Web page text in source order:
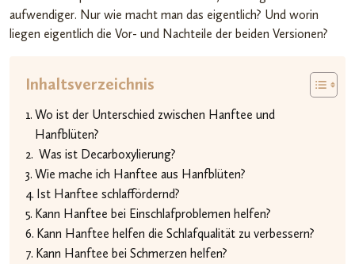
aufwendiger. Nur wie macht man das eigentlich? Und worin
liegen eigentlich die Vor- und Nachteile der beiden Versionen?
Inhaltsverzeichnis
Wo ist der Unterschied zwischen Hanftee und
Hanfblüten?
Was ist Decarboxylierung?
Wie mache ich Hanftee aus Hanfblüten?
Ist Hanftee schlaffördernd?
Kann Hanftee bei Einschlafproblemen helfen?
Kann Hanftee helfen die Schlafqualität zu verbessern?
Kann Hanftee bei Schmerzen helfen?